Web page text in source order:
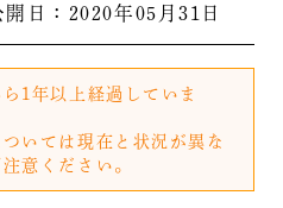
日： 2020年05月31日
1年以上経過していま
いては現在と状況が異な
意ください。